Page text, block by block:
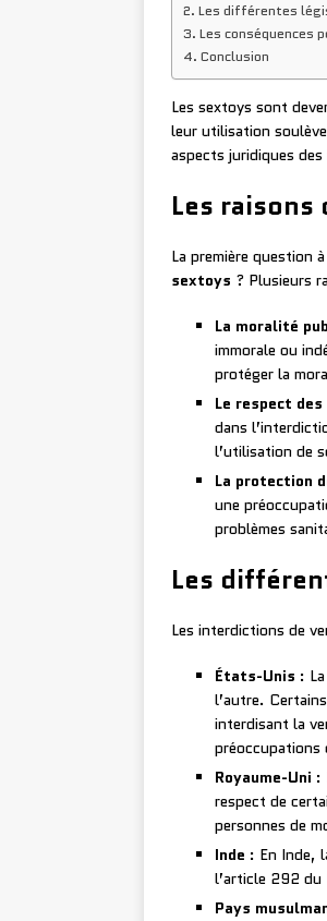
Les différentes
Les conséquences
Conclusion
Les sextoys sont
leur utilisation
aspects juridiques
Les
La première question
sextoys ? Plusieurs
La moralité
immorale ou
protéger la
Le respect
dans
l’utilisation de
La protection
une
problèmes
Les
Les interdictions de
États-Unis :
l’autre.
interdisant la
préoccupations
Royaume-Uni :
respect de
personnes de
Inde : En Inde,
l’article 292 du
Pays